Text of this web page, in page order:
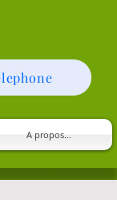
A propos...